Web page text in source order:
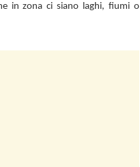
in zona ci siano laghi, fiumi o